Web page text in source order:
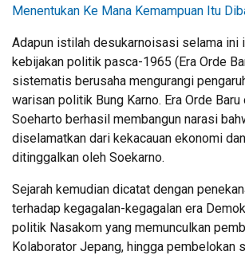
Menentukan Ke Mana Kemampuan Itu
Adapun istilah desukarnoisasi selama ini
kebijakan politik pasca-1965 (Era Orde
sistematis berusaha mengurangi
warisan politik Bung Karno. Era Orde
Soeharto berhasil membangun narasi
diselamatkan dari kekacauan ekonomi
ditinggalkan oleh Soekarno.
Sejarah kemudian dicatat dengan
terhadap kegagalan-kegagalan era
politik Nasakom yang memunculkan
Kolaborator Jepang, hingga pembelokan